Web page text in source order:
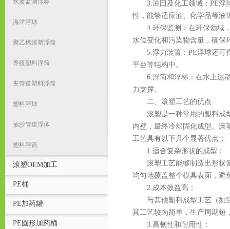
水质监测浮标
海洋浮球
聚乙烯滚塑浮筒
养殖塑料浮筒
夹管道塑料浮筒
塑料浮球
抽沙管道浮体
塑料浮筒
滚塑OEM加工
PE桶
PE加药罐
PE圆形加药桶
3.油田及化工领域：PE浮球
性，能够适应油、化学品等液
4.环保监测：在环保领域，
水位变化和污染物含量，确保
5.浮力装置：PE浮球还可作
平台等结构中。
6.浮筒和浮标：在水上运动
力支撑。
二、滚塑工艺的优点
滚塑是一种常用的塑料成型
内壁，最终冷却固化成型。滚
工艺具有以下几个显著优点：
1.适合复杂形状的成型：
滚塑工艺能够制造出形状复
均匀地覆盖整个模具表面，避
2.成本效益高：
与其他塑料成型工艺（如注
其工艺较为简单，生产周期短
3.高韧性和耐用性：